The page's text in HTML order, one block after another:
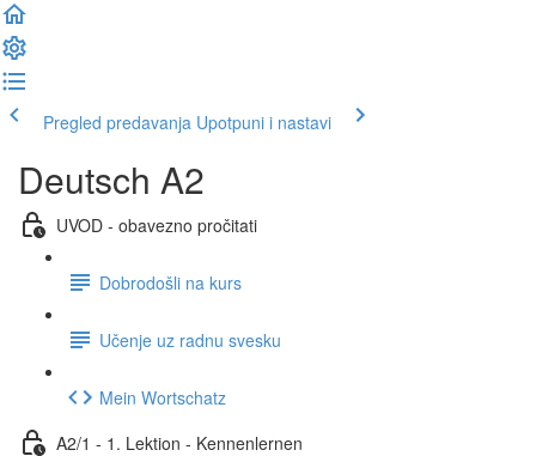
Pregled predavanja Upotpuni i nastavi
Deutsch A2
UVOD - obavezno pročitati
Dobrodošli na kurs
Učenje uz radnu svesku
Mein Wortschatz
A2/1 - 1. Lektion - Kennenlernen